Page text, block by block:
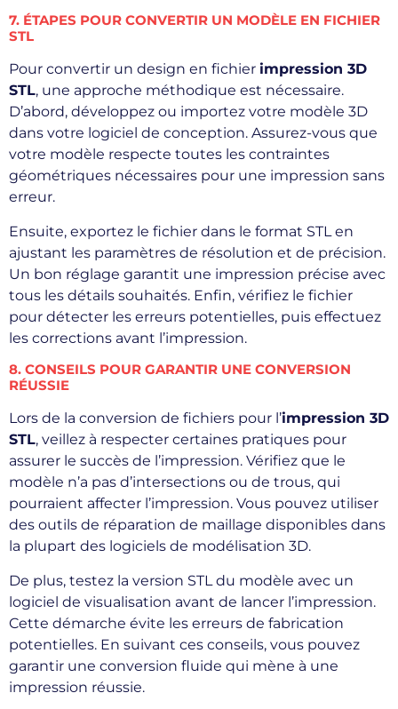
7. ÉTAPES POUR CONVERTIR UN MODÈLE EN FICHIER
STL
Pour convertir un design en fichier impression 3D
STL, une approche méthodique est nécessaire.
D’abord, développez ou importez votre modèle 3D
dans votre logiciel de conception. Assurez-vous que
votre modèle respecte toutes les contraintes
géométriques nécessaires pour une impression sans
erreur.
Ensuite, exportez le fichier dans le format STL en
ajustant les paramètres de résolution et de précision.
Un bon réglage garantit une impression précise avec
tous les détails souhaités. Enfin, vérifiez le fichier
pour détecter les erreurs potentielles, puis effectuez
les corrections avant l’impression.
8. CONSEILS POUR GARANTIR UNE CONVERSION
RÉUSSIE
Lors de la conversion de fichiers pour l’impression 3D
STL, veillez à respecter certaines pratiques pour
assurer le succès de l’impression. Vérifiez que le
modèle n’a pas d’intersections ou de trous, qui
pourraient affecter l’impression. Vous pouvez utiliser
des outils de réparation de maillage disponibles dans
la plupart des logiciels de modélisation 3D.
De plus, testez la version STL du modèle avec un
logiciel de visualisation avant de lancer l’impression.
Cette démarche évite les erreurs de fabrication
potentielles. En suivant ces conseils, vous pouvez
garantir une conversion fluide qui mène à une
impression réussie.